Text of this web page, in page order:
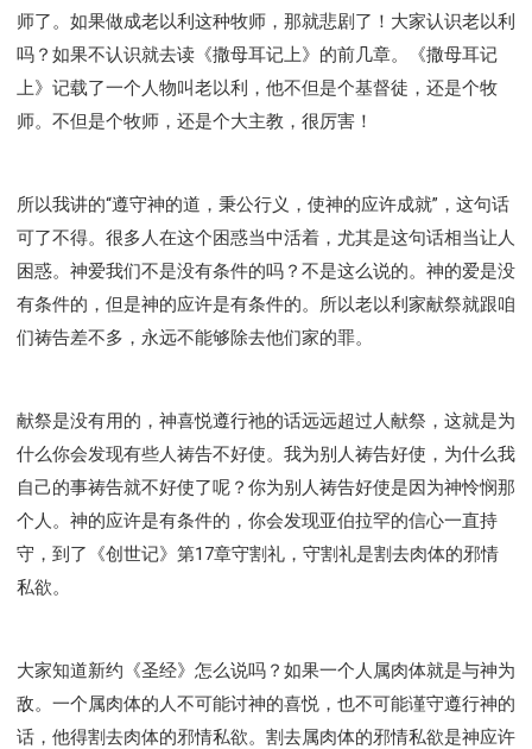
Y136课程 - 如何学习
研习会01 - 医治释放
研习会01 - 如何读圣经
研习会01 - 得着命定成为祝福
研习会01 - 得胜教会的启示
研习会01 - 教会的牧养
研习会02 - 医治释放
研习会02 - 如何查圣经
研习会02 - 得胜教会的启示
研习会02 - 教会的牧养
研习会03 - 医治释放特会
研习会03 - 成为门徒特会
师了。如果做成老以利这种牧师，那就悲剧了！大家认识老以利
吗？如果不认识就去读《撒母耳记上》的前几章。《撒母耳记
上》记载了一个人物叫老以利，他不但是个基督徒，还是个牧
师。不但是个牧师，还是个大主教，很厉害！
所以我讲的“遵守神的道，秉公行义，使神的应许成就”，这句话
可了不得。很多人在这个困惑当中活着，尤其是这句话相当让人
困惑。神爱我们不是没有条件的吗？不是这么说的。神的爱是没
有条件的，但是神的应许是有条件的。所以老以利家献祭就跟咱
们祷告差不多，永远不能够除去他们家的罪。
献祭是没有用的，神喜悦遵行祂的话远远超过人献祭，这就是为
什么你会发现有些人祷告不好使。我为别人祷告好使，为什么我
自己的事祷告就不好使了呢？你为别人祷告好使是因为神怜悯那
个人。神的应许是有条件的，你会发现亚伯拉罕的信心一直持
守，到了《创世记》第17章守割礼，守割礼是割去肉体的邪情
私欲。
大家知道新约《圣经》怎么说吗？如果一个人属肉体就是与神为
敌。一个属肉体的人不可能讨神的喜悦，也不可能谨守遵行神的
话，他得割去肉体的邪情私欲。割去属肉体的邪情私欲是神应许